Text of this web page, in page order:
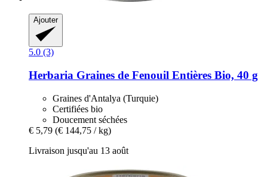
Ajouter
5.0 (3)
Herbaria Graines de Fenouil Entières Bio, 40 g
Graines d'Antalya (Turquie)
Certifiées bio
Doucement séchées
€ 5,79 (€ 144,75 / kg)
Livraison jusqu'au 13 août